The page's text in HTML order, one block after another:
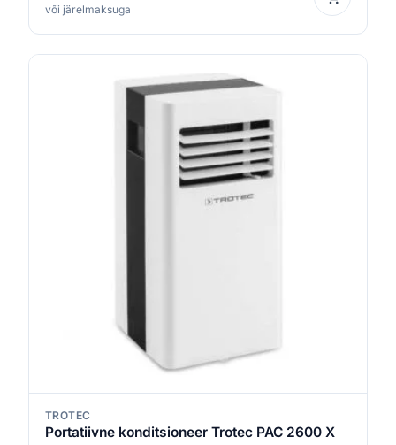
või järelmaksuga
TROTEC
Portatiivne konditsioneer Trotec PAC 2600 X